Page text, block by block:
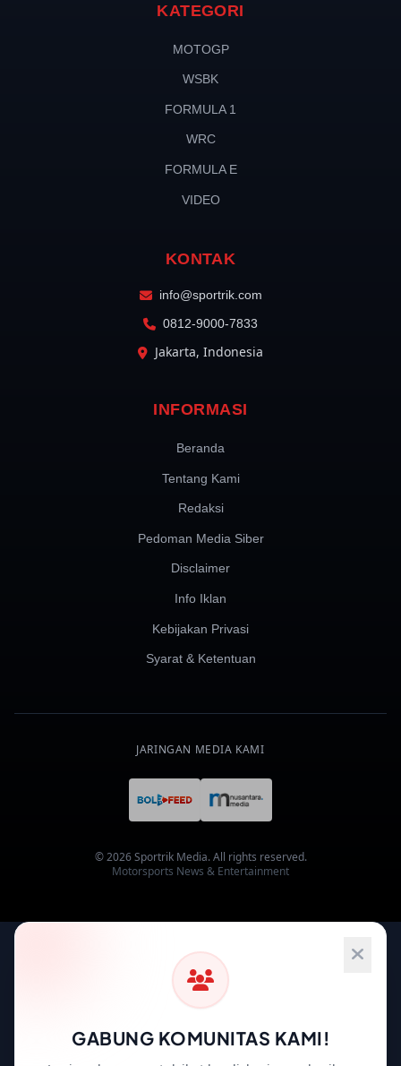
KATEGORI
MOTOGP
WSBK
FORMULA 1
WRC
FORMULA E
VIDEO
KONTAK
info@sportrik.com
0812-9000-7833
Jakarta, Indonesia
INFORMASI
Beranda
Tentang Kami
Redaksi
Pedoman Media Siber
Disclaimer
Info Iklan
Kebijakan Privasi
Syarat & Ketentuan
JARINGAN MEDIA KAMI
© 2026 Sportrik Media. All rights reserved.
Motorsports News & Entertainment
GABUNG KOMUNITAS KAMI!